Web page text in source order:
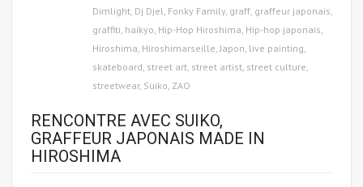
Dimlight, Dj Djel, Fonky Family, graff, graffeur japonais,
graffiti, haikyo, Hip-Hop Hiroshima, Hip-hop japonais,
Hiroshima, Hiroshimarseille,Japon, live painting,
skateboard, street art, street artist, street culture,
streetwear, Suiko, ZAO
RENCONTRE AVEC SUIKO,
GRAFFEUR JAPONAIS MADE IN
HIROSHIMA